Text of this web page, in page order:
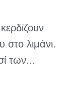
στο λιμάνι.
των...